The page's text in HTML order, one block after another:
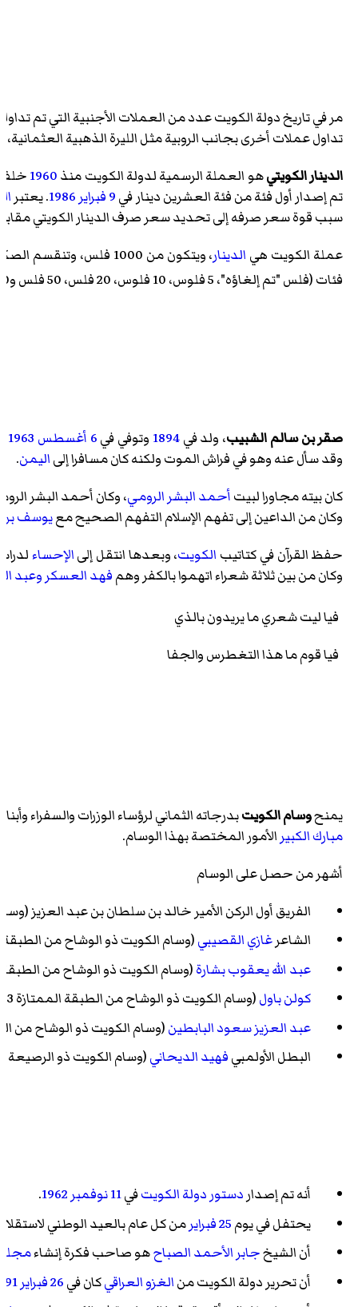
مر في تاريخ دولة الكويت عدد من العملات الأجنبية التي تم
تداول عملات أخرى بجانب الروبية مثل الليرة الذهبية العثمانية،
الدينار الكويتيهو العملة الرسمية لدولة الكويت منذ1960
تم إصدار أول فئة من فئة العشرين دينار في9 فبراير 1986. يعتبر
سبب قوة سعر صرفه إلى تحديد سعر صرف الدينار الكويتي
عملة الكويت هي الدينار
فئات (فلس "تم إلغاؤه"، 5 فلوس، 10 فلوس، 20 فلس، 50 فلس و100 فلس). ويعتبر الدينار الكويتي صاحب أعلى سعر صرف في العالم ويساوي الدينار الواحد 3.5460
صقر بن سالم الشبيب، ولد في1894 وتوفي في6 أغسطس 1963
وقد سأل عنه وهو في فراش الموت ولكنه كان مسافرا إلىاليمن.
كان بيته مجاورا لبيتأحمد البشر الرومي، وكان أحمد البشر
وكان من الداعين إلى تفهم الإسلام التفهم الصحيح معيوسف بن
حفظ القرآن في كتاتيب الكويت، وبعدها انتقل إلىالإحساء
وكان من بين ثلاثة شعراء اتهموا بالكفر وهمفهد العسكروعبد
فيا ليت شعري ما يريدون بالذي
فيا قوم ما هذا التغطرس والجفا
يمنحوسام الكويتبدرجاته الثماني لرؤساء الوزرات والسفراء
مبارك الكبير الأمور المختصة بهذا الوسام.
أشهر من حصل على الوسام
الفريق أول الركن الأمير خالد بن سلطان بن عبد العزيز
الشاعرغازي القصيبي(وسام الكويت ذو الوشاح من الطبقة
عبد الله يعقوب بشارة(وسام الكويت ذو الوشاح من الطبقة
كولن باول(وسام الكويت ذو الوشاح من الطبقة الممتازة 1993)
عبد العزيز سعود البابطين(وسام الكويت ذو الوشاح من
البطل الأولمبيفهيد الديحاني(وسام الكويت ذو الرصيعة من
أنه تم إصداردستور دولة الكويتفي11 نوفمبر 1962
.
يحتفل في يوم25 فبراير
من كل عام بالعيد الوطني
أن الشيخجابر الأحمد الصباحهو صاحب فكرة إنشاء
أن تحرير دولة الكويت منالغزو العراقيكان في26 فبراير